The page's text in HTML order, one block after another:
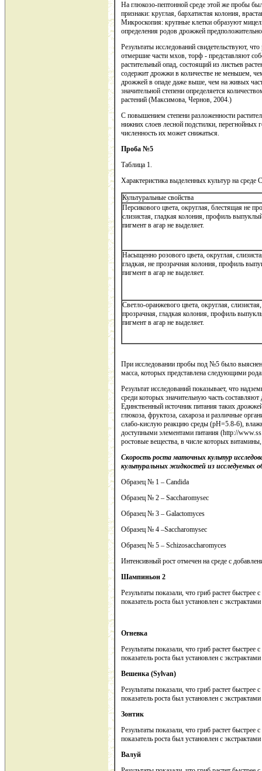
На глюкозо-пептонной среде этой же пробы
признаки: круглая, бархатистая колония,
Микроскопия: крупные клетки образуют
определения родов дрожжей
Результаты исследований свидетельствуют,
отмершие части мхов, торф - представляют
растительный опад, состоящий из листьев
содержит дрожжи в количестве не меньшем,
дрожжей в опаде даже выше, чем на живых
значительной степени определяется
растений (Максимова, Чернов, 2004.)
С повышением степени разложенности
нижних слоев лесной подстилки, перегнойных
численность их может снижаться.
Проба №5
Таблица 1.
Характеристика выделенных культур на среде
Культуральные свойства
Персикового цвета, округлая, блестящая не
слизистая, гладкая колония, профиль
пигмент в агар не выделяет.
Насыщенно розового цвета, округлая,
гладкая, не прозрачная колония, профиль
пигмент в агар не выделяет.
Светло-оранжевого цвета, округлая,
прозрачная, гладкая колония, профиль
пигмент в агар не выделяет.
При исследовании пробы под №5 было
масса, которых представлена следующими
Результат исследований показывает, что
среди которых значительную часть
Единственный источник питания таких
глюкоза, фруктоза, сахароза и различные
слабо-кислую реакцию среды (рН=5.8-6),
доступными элементами питания (http://
ростовые вещества, в числе которых
Скорость роста маточных культур
культуральных жидкостей из исследуемых
Образец № 1 – Candida
Образец № 2 – Saccharomysec
Образец № 3 – Galactomyces
Образец № 4 –Saccharomysec
Образец № 5 – Schizosaccharomyces
Интенсивный рост отмечен на среде с
Шампиньон 2
Результаты показали, что гриб растет
показатель роста был установлен с
Огневка
Результаты показали, что гриб растет
показатель роста был установлен с
Вешенка (Sylvan)
Результаты показали, что гриб растет
показатель роста был установлен с
Зонтик
Результаты показали, что гриб растет
показатель роста был установлен с
Валуй